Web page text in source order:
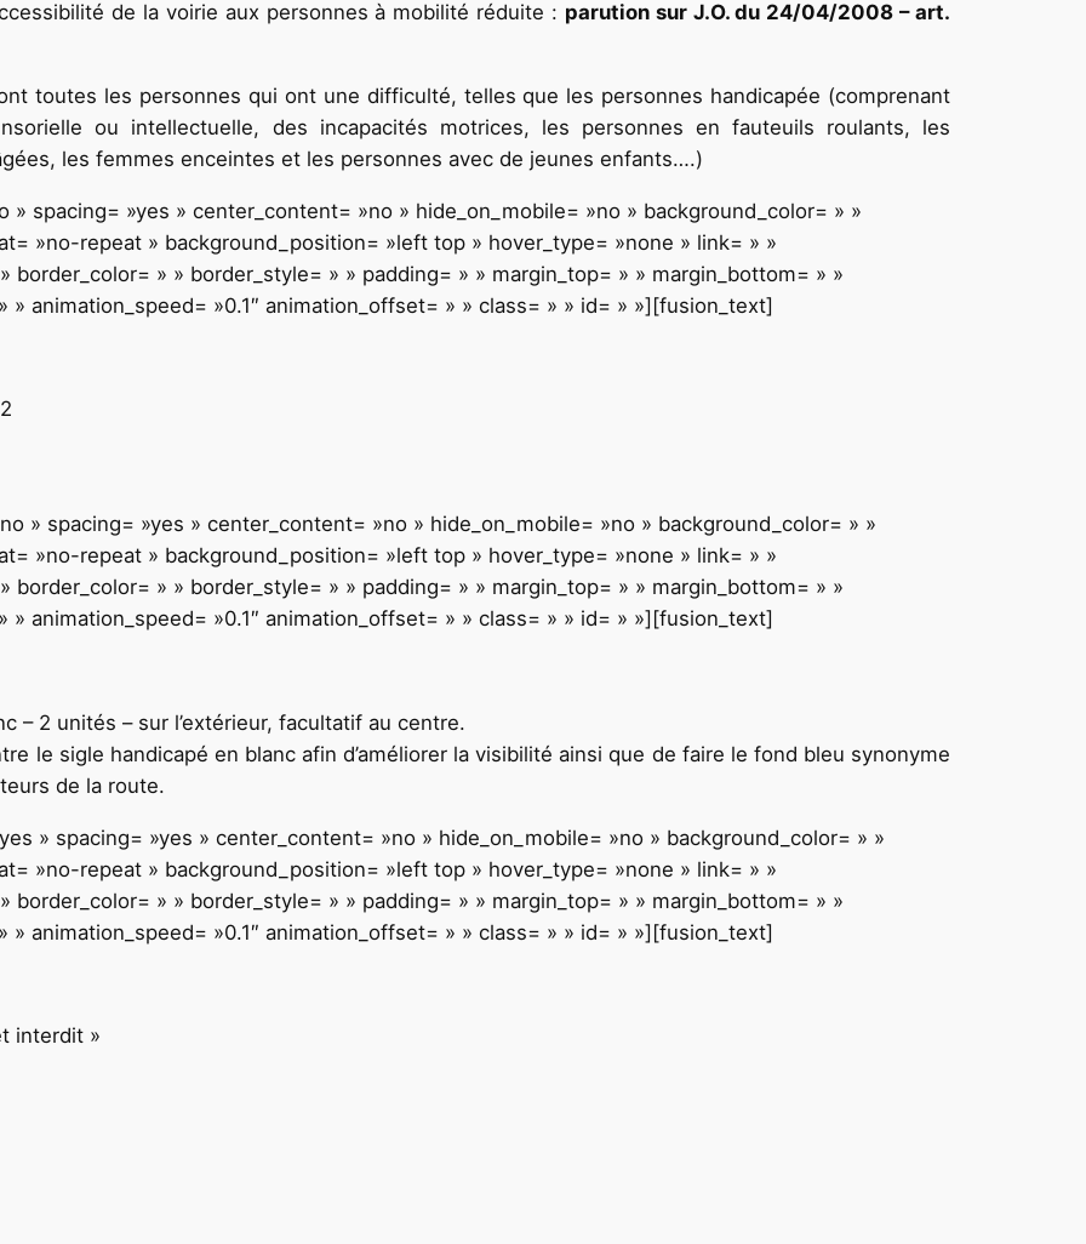
de la voirie aux personnes à mobilité réduite : parution sur J.O. du 24/04/2008 – art.
toutes les personnes qui ont une difficulté, telles que les personnes handicapée (comprenant
ou intellectuelle, des incapacités motrices, les personnes en fauteuils roulants, les
les femmes enceintes et les personnes avec de jeunes enfants….)
spacing= »yes » center_content= »no » hide_on_mobile= »no » background_color= » »
»no-repeat » background_position= »left top » hover_type= »none » link= » »
border_color= » » border_style= » » padding= » » margin_top= » » margin_bottom= » »
animation_speed= »0.1″ animation_offset= » » class= » » id= » »][fusion_text]
» spacing= »yes » center_content= »no » hide_on_mobile= »no » background_color= » »
»no-repeat » background_position= »left top » hover_type= »none » link= » »
border_color= » » border_style= » » padding= » » margin_top= » » margin_bottom= » »
animation_speed= »0.1″ animation_offset= » » class= » » id= » »][fusion_text]
– 2 unités – sur l’extérieur, facultatif au centre.
le sigle handicapé en blanc afin d’améliorer la visibilité ainsi que de faire le fond bleu synonyme
de la route.
» spacing= »yes » center_content= »no » hide_on_mobile= »no » background_color= » »
»no-repeat » background_position= »left top » hover_type= »none » link= » »
border_color= » » border_style= » » padding= » » margin_top= » » margin_bottom= » »
animation_speed= »0.1″ animation_offset= » » class= » » id= » »][fusion_text]
interdit »